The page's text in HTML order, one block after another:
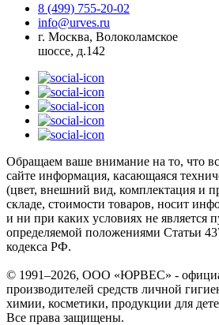
8 (499) 755-20-02
info@urves.ru
г. Москва, Волоколамское
шоссе, д.142
Обращаем ваше внимание на то, что
сайте информация, касающаяся
(цвет, внешний вид, комплектация и
складе, стоимости товаров, носит
и ни при каких условиях не является
определяемой положениями Статьи
кодекса РФ.
© 1991–2026, ООО «ЮРВЕС» -
производителей средств личной
химии, косметики, продукции для
Все права защищены.